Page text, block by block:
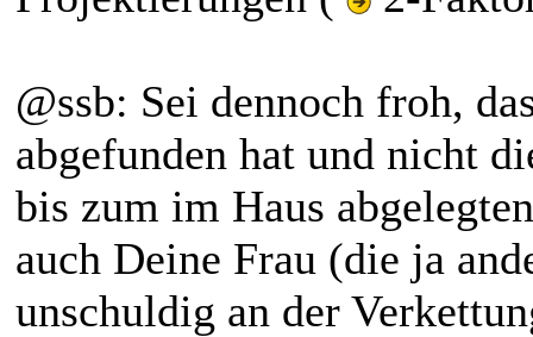
@ssb: Sei dennoch froh,
abgefunden hat und nicht
bis zum im Haus
auch Deine Frau (die ja
unschuldig an der